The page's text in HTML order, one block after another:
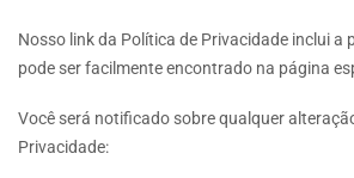
Nosso link da Política de Privacidade inclui a
pode ser facilmente encontrado na página
Você será notificado sobre qualquer
Privacidade: